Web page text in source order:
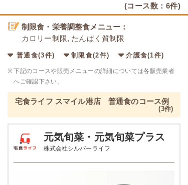
(コース数：6件)
制限食・栄養調整食メニュー：
カロリー制限, たんぱく質制限
普通食(3件) 制限食(2件) 介護食(1件)
※下記のコースや販売メニューの詳細については各販売業者
へご確認下さい。
宅食ライフ スマイル港店 普通食のコース例
(3件)
元気旬菜・元気旬菜プラス
株式会社シルバーライフ